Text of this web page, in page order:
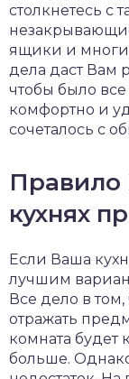
столкнетесь с
ящики и
дела даст Вам
чтобы было
комфортно и
сочеталось с
Правило
кухнях
Если Ваша
лучшим
Все дело в том,
отражать
комната будет
больше.